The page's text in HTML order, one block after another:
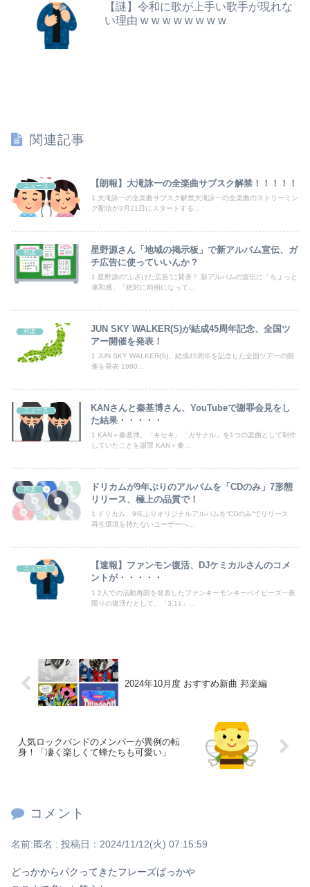
【悲報】八王子の夏祭り、衛生管理終わってた
渓流の魚を食ったことある奴ちょっと来てくれ
【画像】どのくノ一を快楽責めしたいｗｗｗｗｗ
【超悲報】明日花キララさん、専門家からあまりにも非情な一言を告げられる
【群馬】デカいNinja乗りさん、後方確認しない軽四に当てられてしまう。
【画像】クーリッシュのタイアップが決定したAKB48wwwwwwwwww
マスゴミ「韓国大統領の公用車は6000万円で安全装備！」「高市の公用車は3000万円で贅沢！」
【動画】女さん、乾燥わかめを食べてから水を飲む →結果
三山賀子アナ 巨乳くっきり！！【GIF動画あり】
【画像】オタク、秋葉原に大集結するｗｗｗｗ
【謎】令和に歌が上手い歌手が現れな
い理由 w w w w w w w w
関連記事
ニュース 【朗報】大滝詠一の全楽曲サブスク解禁！！！！！
1 大滝詠一の全楽曲サブスク解禁大滝詠一の全楽曲のストリーミン
グ配信が3月21日にスタートする...
邦楽
星野源さん「地域の掲示板」で新アルバム宣伝、ガ
チ広告に使っていいんか？
1 星野源の“ふざけた広告”に賛否？ 新アルバムの宣伝に「ちょっと
違和感」「絶対に前例になって...
邦楽
JUN SKY WALKER(S)が結成45周年記念、全国ツ
アー開催を発表！
1 JUN SKY WALKER(S)、結成45周年を記念した全国ツアーの開
催を発表 1980...
ニュース
KANさんと秦基博さん、YouTubeで謝罪会見をし
た結果・・・・・
1 KAN＋秦基博、「キセキ」「カサナル」を1つの楽曲として制作
していたことを謝罪 KAN＋秦...
邦楽
ドリカムが9年ぶりのアルバムを「CDのみ」7形態
リリース、極上の品質で！
1 ドリカム、9年ぶりオリジナルアルバムを“CDのみ”でリリース
再生環境を持たないユーザーへ...
ニュース
【速報】ファンモン復活、DJケミカルさんのコメ
ントが・・・・・
1 2人での活動再開を発表したファンキーモンキーベイビーズ一夜
限りの復活だとして、「3.11」...
2024年10月度 おすすめ新曲 邦楽編
人気ロックバンドのメンバーが異例の転
身！「凄く楽しくて蜂たちも可愛い」
コメント
名前:匿名 : 投稿日：2024/11/12(火) 07:15:59
どっかからパクってきたフレーズばっかや